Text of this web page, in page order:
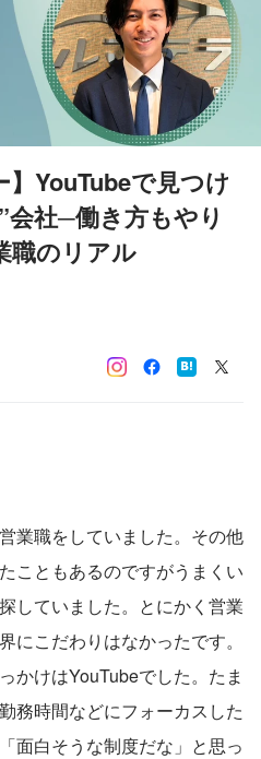
】YouTubeで見つけ
会社─働き方もやり
職のリアル
業職をしていました。その他
こともあるのですがうまくい
していました。とにかく営業
にこだわりはなかったです。
かけはYouTubeでした。たま
務時間などにフォーカスした
面白そうな制度だな」と思っ